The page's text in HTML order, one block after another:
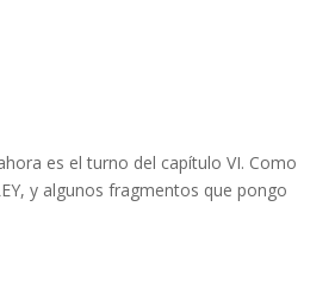
es el turno del capítulo VI. Como
y algunos fragmentos que pongo